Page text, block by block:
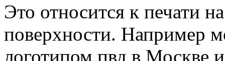
Это относится к печати
поверхности. Например
логотипом пвд в Москве